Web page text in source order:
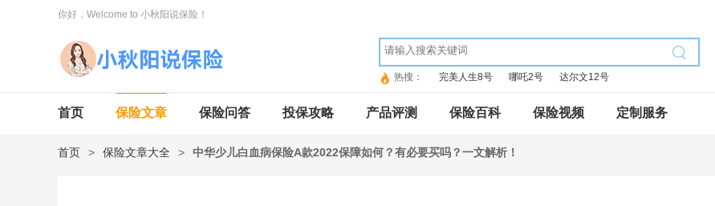
你好，Welcome to 小秋阳说保险！
热搜： 完美人生8号 哪吒2号 达尔文12号
首页 保险文章 保险问答 投保攻略 产品评测 保险百科 保险视频 定制服务
首页 > 保险文章大全 > 中华少儿白血病保险A款2022保障如何？有必要买吗？一文解析！